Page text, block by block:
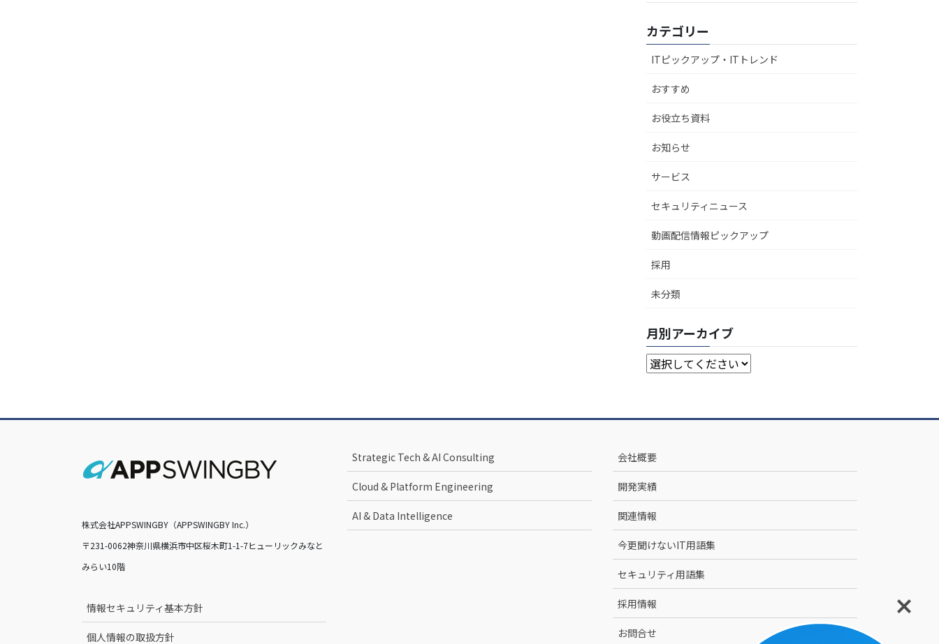
カテゴリー
ITピックアップ・ITトレンド
おすすめ
お役立ち資料
お知らせ
サービス
セキュリティニュース
動画配信情報ピックアップ
採用
未分類
月別アーカイブ
株式会社APPSWINGBY（APPSWINGBY Inc.）
〒231-0062神奈川県横浜市中区桜木町1-1-7ヒューリックみなと
みらい10階
情報セキュリティ基本方針
個人情報の取扱方針
Strategic Tech & AI Consulting
Cloud & Platform Engineering
AI & Data Intelligence
会社概要
開発実績
関連情報
今更聞けないIT用語集
セキュリティ用語集
採用情報
お問合せ